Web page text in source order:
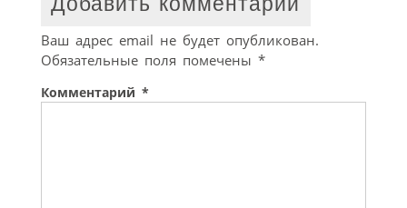
Ваш адрес email не будет опубликован.
Обязательные поля помечены *
Комментарий *